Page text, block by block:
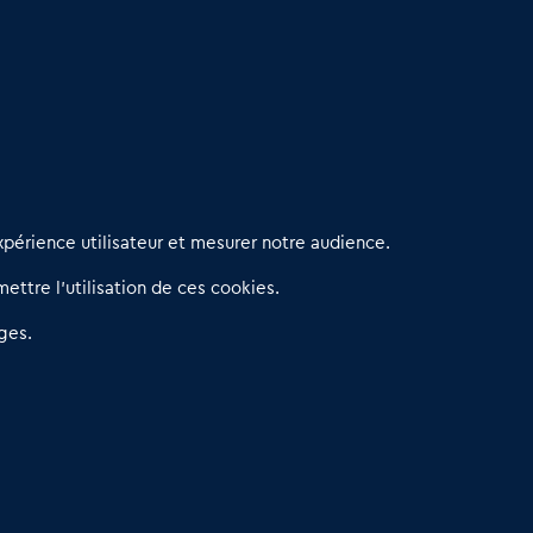
: Un partenariat au service du commerce de
utilisateur et mesurer notre audience.
l’utilisation de ces cookies.